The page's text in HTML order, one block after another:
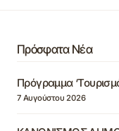
Πρόσφατα Νέα
Πρόγραμμα
7 Αυγούστου 2026